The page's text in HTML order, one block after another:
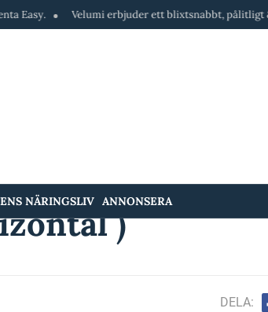
Velumi erbjuder ett blixtsnabbt, pålitligt & säkert
NÄRINGSLIV ANNONSERA
)
DELA: